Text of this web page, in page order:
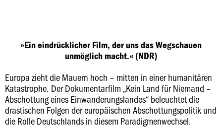
»Ein eindrücklicher Film, der uns das Wegschauen
unmöglich macht.« (NDR)
Europa zieht die Mauern hoch – mitten in einer humanitären
Katastrophe. Der Dokumentarfilm „Kein Land für Niemand –
Abschottung eines Einwanderungslandes“ beleuchtet die
drastischen Folgen der europäischen Abschottungspolitik und
die Rolle Deutschlands in diesem Paradigmenwechsel.